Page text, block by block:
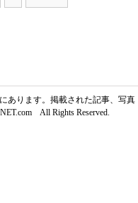
あります。掲載された記事、写真
All Rights Reserved.